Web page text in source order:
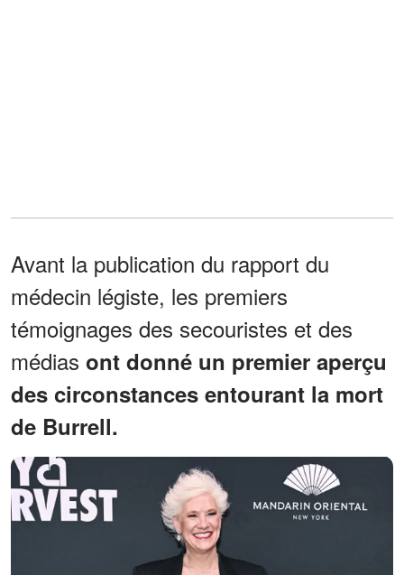
Avant la publication du rapport du
médecin légiste, les premiers
témoignages des secouristes et des
médias ont donné un premier aperçu
des circonstances entourant la mort
de Burrell.